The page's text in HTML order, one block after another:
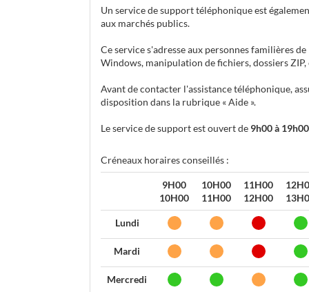
Un service de support téléphonique est
aux marchés publics.
Ce service s'adresse aux personnes familières
Windows, manipulation de fichiers, dossiers
Avant de contacter l'assistance téléphonique,
disposition dans la rubrique « Aide ».
Le service de support est ouvert de 9h00 à 19h00
Créneaux horaires conseillés :
9H00
10H00
10H00
11H00
11H00
12H00
Lundi
Mardi
Mercredi